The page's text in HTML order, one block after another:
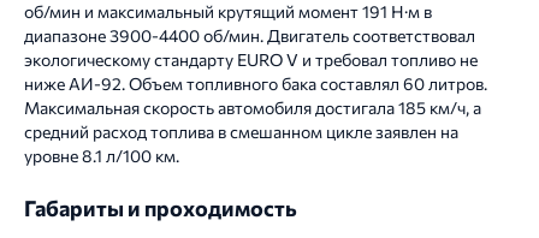
об/мин и максимальный крутящий момент 191 Н·м в
диапазоне 3900-4400 об/мин. Двигатель соответствовал
экологическому стандарту EURO V и требовал топливо не
ниже АИ-92. Объем топливного бака составлял 60 литров.
Максимальная скорость автомобиля достигала 185 км/ч, а
средний расход топлива в смешанном цикле заявлен на
уровне 8.1 л/100 км.
Габариты и проходимость